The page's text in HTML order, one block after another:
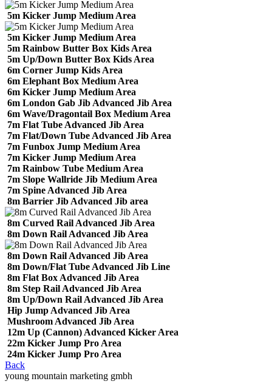
5m Kicker Jump Medium Area
5m Kicker Jump Medium Area
5m Rainbow Butter Box Kids Area
5m Up/Down Butter Box Kids Area
6m Corner Jump Kids Area
6m Elephant Box Medium Area
6m Kicker Jump Medium Area
6m London Gab Jib Advanced Jib Area
6m Wave/Dragontail Box Medium Area
7m Flat Tube Advanced Jib Area
7m Flat/Down Tube Advanced Jib Area
7m Funbox Jump Medium Area
7m Kicker Jump Medium Area
7m Rainbow Tube Medium Area
7m Slope Wallride Jib Medium Area
7m Spine Advanced Jib Area
8m Barrier Jib Advanced Jib area
8m Curved Rail Advanced Jib Area
8m Down Rail Advanced Jib Area
8m Down Rail Advanced Jib Area
8m Down/Flat Tube Advanced Jib Line
8m Flat Box Advanced Jib Area
8m Step Rail Advanced Jib Area
8m Up/Down Rail Advanced Jib Area
Hip Jump Advanced Jib Area
Mushroom Advanced Jib Area
12m Up (Cannon) Advanced Kicker Area
22m Kicker Jump Pro Area
24m Kicker Jump Pro Area
Back
young mountain marketing gmbh